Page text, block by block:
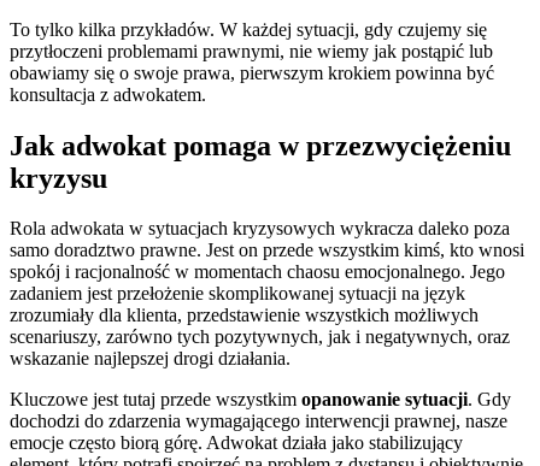
To tylko kilka przykładów. W każdej sytuacji, gdy czujemy się
przytłoczeni problemami prawnymi, nie wiemy jak postąpić lub
obawiamy się o swoje prawa, pierwszym krokiem powinna być
konsultacja z adwokatem.
Jak adwokat pomaga w przezwyciężeniu
kryzysu
Rola adwokata w sytuacjach kryzysowych wykracza daleko poza
samo doradztwo prawne. Jest on przede wszystkim kimś, kto wnosi
spokój i racjonalność w momentach chaosu emocjonalnego. Jego
zadaniem jest przełożenie skomplikowanej sytuacji na język
zrozumiały dla klienta, przedstawienie wszystkich możliwych
scenariuszy, zarówno tych pozytywnych, jak i negatywnych, oraz
wskazanie najlepszej drogi działania.
Kluczowe jest tutaj przede wszystkim opanowanie sytuacji. Gdy
dochodzi do zdarzenia wymagającego interwencji prawnej, nasze
emocje często biorą górę. Adwokat działa jako stabilizujący